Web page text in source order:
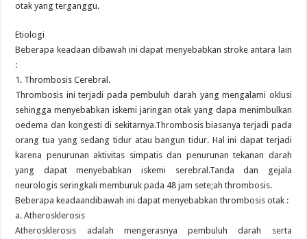
otak yang terganggu.
Etiologi
Beberapa keadaan dibawah ini dapat menyebabkan stroke antara lain
:
1. Thrombosis Cerebral.
Thrombosis ini terjadi pada pembuluh darah yang mengalami oklusi
sehingga menyebabkan iskemi jaringan otak yang dapa menimbulkan
oedema dan kongesti di sekitarnya.Thrombosis biasanya terjadi pada
orang tua yang sedang tidur atau bangun tidur. Hal ini dapat terjadi
karena penurunan aktivitas simpatis dan penurunan tekanan darah
yang dapat menyebabkan iskemi serebral.Tanda dan gejala
neurologis seringkali memburuk pada 48 jam sete;ah thrombosis.
Beberapa keadaandibawah ini dapat menyebabkan thrombosis otak :
a. Atherosklerosis
Atherosklerosis adalah mengerasnya pembuluh darah serta